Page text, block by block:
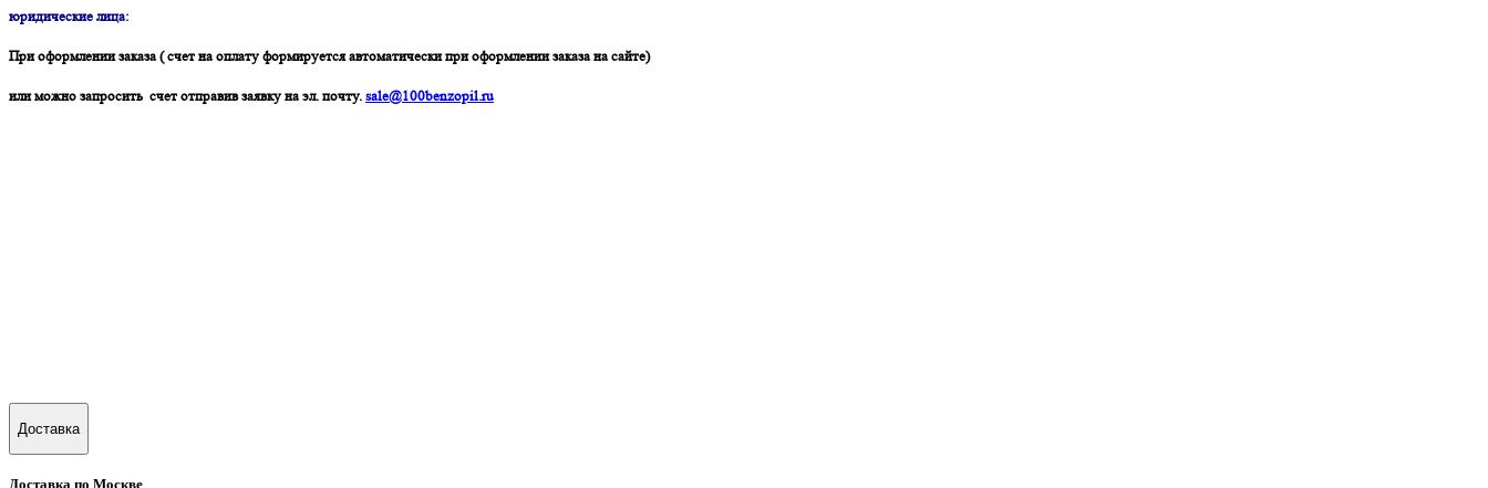
юридические лица:
При оформлении заказа ( счет на оплату формируется автоматически при оформлении заказа на сайте)
или можно запросить счет отправив заявку на эл. почту. sale@100benzopil.ru
Доставка
Доставка по Москве